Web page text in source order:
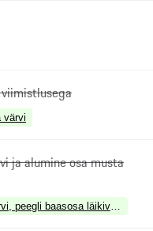
värvi
ja alumine osa musta
peegli baasosa läikivmusta